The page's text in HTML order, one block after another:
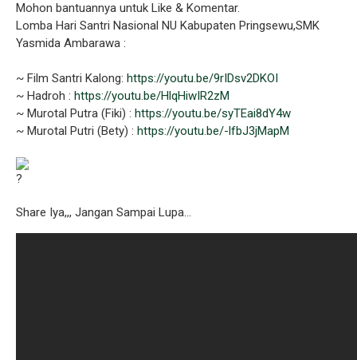
Mohon bantuannya untuk Like & Komentar.
Lomba Hari Santri Nasional NU Kabupaten Pringsewu,SMK
Yasmida Ambarawa :
~ Film Santri Kalong: https://youtu.be/9rIDsv2DKOI
~ Hadroh : https://youtu.be/HlqHiwIR2zM
~ Murotal Putra (Fiki) : https://youtu.be/syTEai8dY4w
~ Murotal Putri (Bety) : https://youtu.be/-lfbJ3jMapM
Share Iya,,, Jangan Sampai Lupa…